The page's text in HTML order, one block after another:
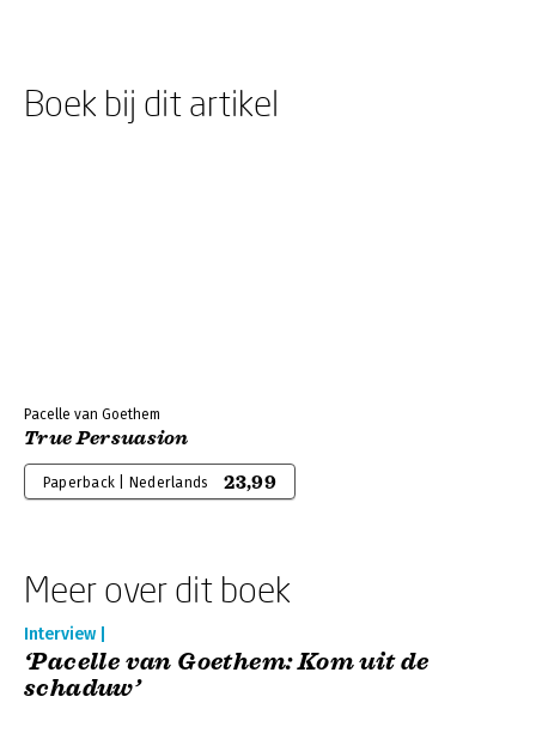
Boek bij dit artikel
Pacelle van Goethem
True Persuasion
Paperback | Nederlands 23,99
Meer over dit boek
Interview |
‘Pacelle van Goethem: Kom uit de
schaduw’